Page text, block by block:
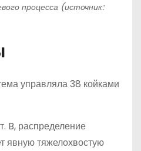
процесса (источник:
управляла 38 койками
B, распределение
явную тяжелохвостую